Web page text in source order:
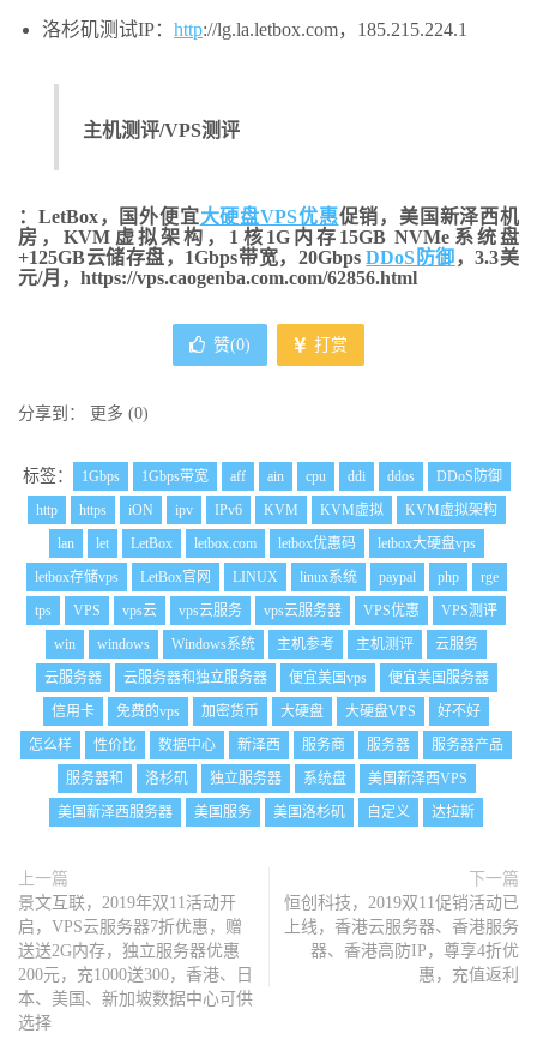
洛杉矶测试IP： http://lg.la.letbox.com，185.215.224.1
主机测评/VPS测评
：LetBox，国外便宜大硬盘VPS优惠促销，美国新泽西机
房，KVM虚拟架构，1核1G内存15GB NVMe系统盘
+125GB云储存盘，1Gbps带宽，20GbpsDDoS防御，3.3美
元/月，https://vps.caogenba.com.com/62856.html
赞(0) 打赏
分享到： 更多 (0)
标签： 1Gbps 1Gbps带宽 aff ain cpu ddi ddos
DDoS防御
http
https iON ipv IPv6 KVM KVM虚拟
KVM虚拟架构
lan
let LetBox letbox.com letbox优惠码
letbox大硬盘vps
letbox存储vps
LetBox官网 LINUX linux系统 paypal php
rge
tps
VPS vps云 vps云服务 vps云服务器 VPS优惠
VPS测评
win
windows Windows系统 主机参考 主机测评
云服务
云服务器
云服务器和独立服务器 便宜美国vps
便宜美国服务器
信用卡
免费的vps 加密货币 大硬盘 大硬盘VPS
好不好
怎么样
性价比 数据中心 新泽西 服务商 服务器
服务器产品
服务器和
洛杉矶 独立服务器 系统盘
美国新泽西VPS
美国新泽西服务器
美国服务 美国洛杉矶 自定义 达拉斯
上一篇
景文互联，2019年双11活动开
启，VPS云服务器7折优惠，赠
送送2G内存，独立服务器优惠
200元，充1000送300，香港、日
本、美国、新加坡数据中心可供
选择
下一篇
恒创科技，2019双11促销活动已
上线，香港云服务器、香港服务
器、香港高防IP，尊享4折优
惠，充值返利